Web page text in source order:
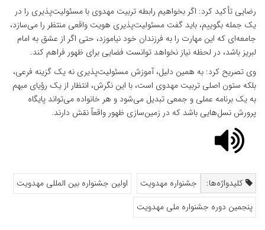
رضایی تأکید کرد: اگر بخواهیم رابطه تربیت مهدوی با مسئولیت‌پذیری را در
یک جمله بگوییم، باید گفت مسئولیت‌پذیری هویت واقعی منتظر را می‌سازد،
جامعه‌ای که این مهارت را به فرزندان خود نیاموزد، حتی اگر از عشق به امام
لبریز باشد، در لحظه نیاز نخواهد توانست فضایی برای ظهور فراهم کند.
وی تصریح کرد: به همین دلیل، آموزش مسئولیت‌پذیری نه یک گزینه فرعی،
بلکه ستون اصلی تربیت مهدوی است، با این نگرش، انتظار از یک رؤیای مبهم
به یک برنامه عملی و جمعی تبدیل می‌شود و هر خانواده می‌تواند پایگاه
پرورش نسل‌هایی باشد که در زمین‌سازی ظهور واقعاً نقش دارند.
کلیدواژه‌ها: جشنواره مهدویت
اولین جشنواره بین المللی مهدویت
پنجمین دوره جشنواره ملی مهدویت